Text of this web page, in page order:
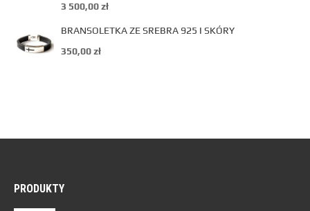
3 500,00zł
BRANSOLETKA ZE SREBRA 925 I SKÓRY
350,00zł
PRODUKTY